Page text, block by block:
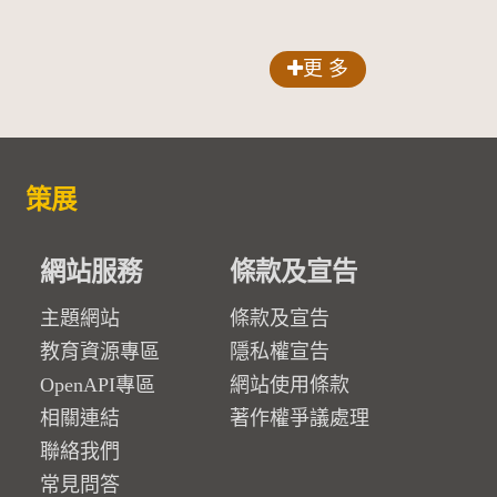
更 多
策展
網站服務
主題網站
教育資源專區
OpenAPI專區
相關連結
聯絡我們
常見問答
條款及宣告
條款及宣告
隱私權宣告
網站使用條款
著作權爭議處理